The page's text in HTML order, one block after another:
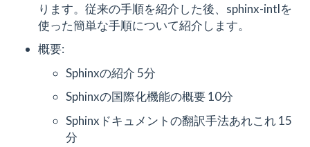
ります。従来の手順を紹介した後、sphinx-intlを
使った簡単な手順について紹介します。
概要:
Sphinxの紹介 5分
Sphinxの国際化機能の概要 10分
Sphinxドキュメントの翻訳手法あれこれ 15
分